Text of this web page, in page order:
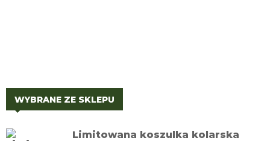
WYBRANE ZE SKLEPU
Limitowana koszulka kolarska